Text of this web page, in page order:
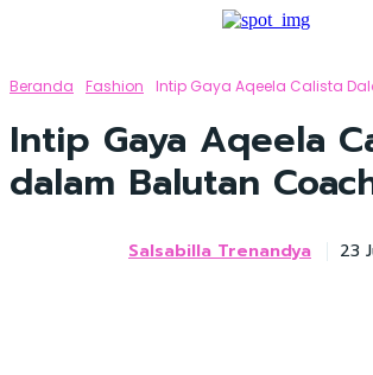
Beranda Fashion Intip Gaya Aqeela Calista
Intip Gaya Aqeela
dalam Balutan
Salsabilla Trenandya 23